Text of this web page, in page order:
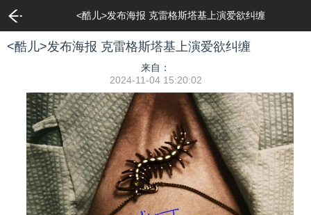
<酷儿>发布海报 克雷格斯塔基上演爱欲纠缠
<酷儿>发布海报 克雷格斯塔基上演爱欲纠缠
来自：
2024-11-04 15:20:02